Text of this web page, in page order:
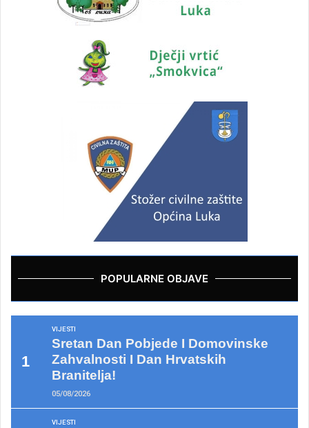
POPULARNE OBJAVE
VIJESTI
Sretan Dan Pobjede I Domovinske
Zahvalnosti I Dan Hrvatskih
Branitelja!
05/08/2026
VIJESTI